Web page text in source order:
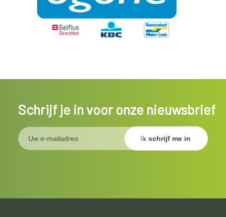
Schrijf je in voor onze nieuwsbrief